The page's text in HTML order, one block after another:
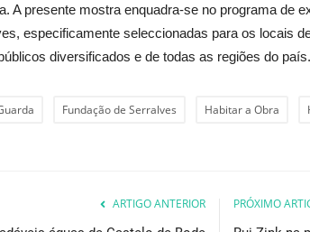
A presente mostra enquadra-se no programa de
especificamente seleccionadas para os locais
diversificados e de todas as regiões do país.
Fundação de Serralves Habitar a Obra
ARTIGO ANTERIOR PRÓXIMO